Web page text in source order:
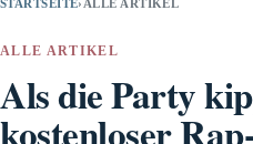
STARTSEITE› ALLE ARTIKEL
ALLE ARTIKEL
Als die Party
kostenloser